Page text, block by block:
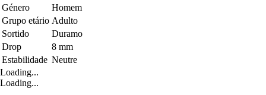
Género
Homem
Grupo etário Adulto
Sortido
Duramo
Drop
8 mm
Estabilidade Neutre
Loading...
Loading...